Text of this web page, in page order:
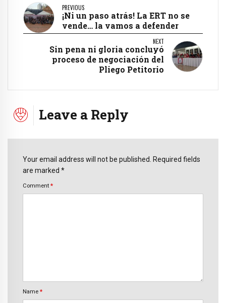
PREVIOUS
¡Ni un paso atrás! La ERT no se
vende… la vamos a defender
NEXT
Sin pena ni gloria concluyó
proceso de negociación del
Pliego Petitorio
Leave a Reply
Your email address will not be published. Required fields
are marked *
Comment *
Name *